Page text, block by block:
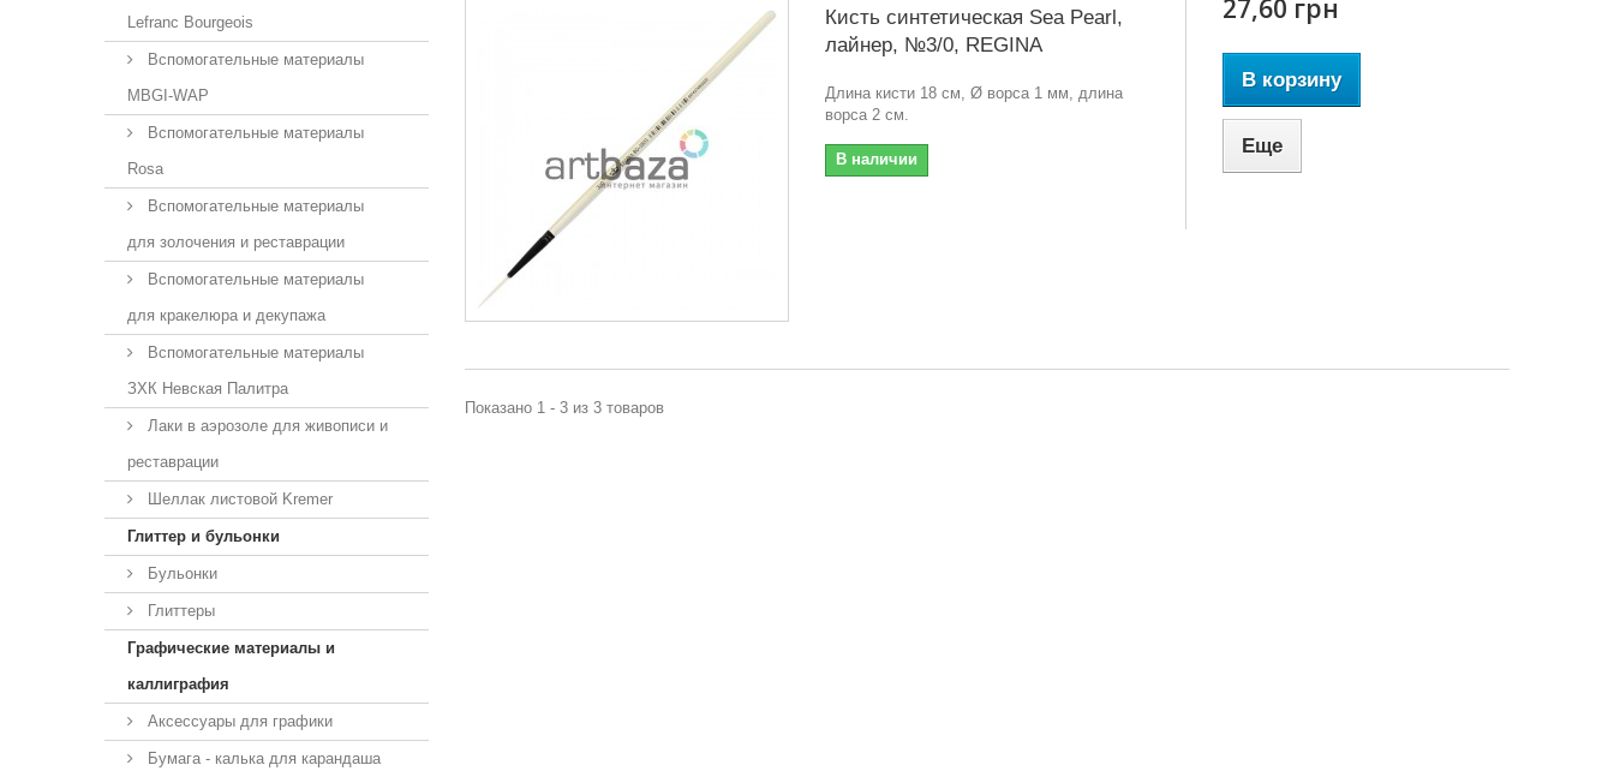
Lefranc Bourgeois
Вспомогательные материалы
MBGI-WAP
Вспомогательные материалы
Rosa
Вспомогательные материалы
для золочения и реставрации
Вспомогательные материалы
для кракелюра и декупажа
Вспомогательные материалы
ЗХК Невская Палитра
Лаки в аэрозоле для живописи и
реставрации
Шеллак листовой Kremer
Глиттер и бульонки
Бульонки
Глиттеры
Графические материалы и
каллиграфия
Аксессуары для графики
Бумага - калька для карандаша
Кисть синтетическая Sea Pearl,
лайнер, №3/0, REGINA
Длина кисти 18 см, Ø ворса 1 мм, длина
ворса 2 см.
В наличии
27,60 грн
В корзину
Еще
Показано 1 - 3 из 3 товаров